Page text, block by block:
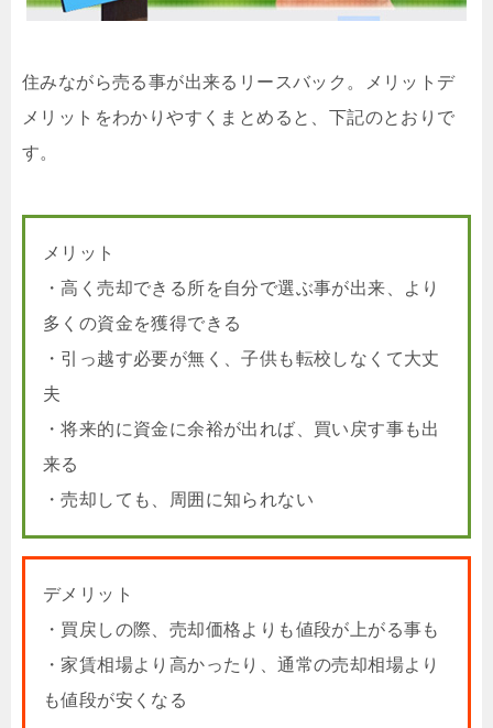
住みながら売る事が出来るリースバック。メリットデ
メリットをわかりやすくまとめると、下記のとおりで
す。
メリット
・高く売却できる所を自分で選ぶ事が出来、より
多くの資金を獲得できる
・引っ越す必要が無く、子供も転校しなくて大丈
夫
・将来的に資金に余裕が出れば、買い戻す事も出
来る
・売却しても、周囲に知られない
デメリット
・買戻しの際、売却価格よりも値段が上がる事も
・家賃相場より高かったり、通常の売却相場より
も値段が安くなる